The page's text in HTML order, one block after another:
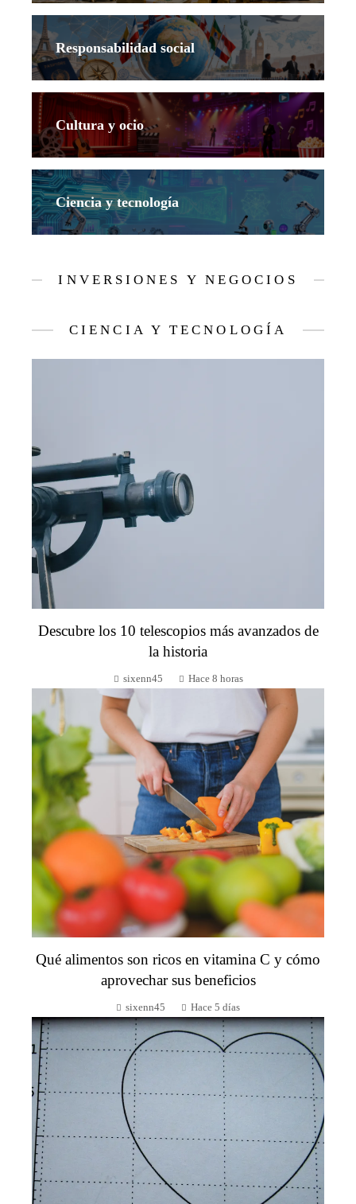
Responsabilidad social
Cultura y ocio
Ciencia y tecnología
INVERSIONES Y NEGOCIOS
CIENCIA Y TECNOLOGÍA
Descubre los 10 telescopios más avanzados de
la historia
sixenn45 Hace 8 horas
Qué alimentos son ricos en vitamina C y cómo
aprovechar sus beneficios
sixenn45 Hace 5 días